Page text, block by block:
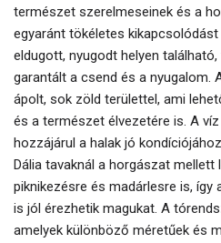
természet szerelmeseinek és a
egyaránt tökéletes
eldugott, nyugodt helyen
garantált a csend és a nyugalom.
ápolt, sok zöld területtel, ami
és a természet élvezetére is. A
hozzájárul a halak jó
Dália tavaknál a horgászat mellett
piknikezésre és madárlesre is,
is jól érezhetik magukat. A
amelyek különböző méretűek és